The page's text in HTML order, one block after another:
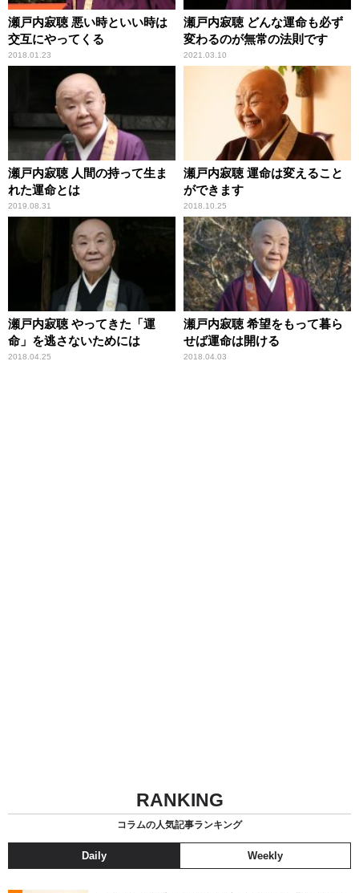
瀬戸内寂聴 悪い時といい時は
交互にやってくる
2018.01.23
瀬戸内寂聴 どんな運命も必ず
変わるのが無常の法則です
2021.03.10
瀬戸内寂聴 人間の持って生ま
れた運命とは
2019.08.31
瀬戸内寂聴 運命は変えること
ができます
2018.10.25
瀬戸内寂聴 やってきた「運
命」を逃さないためには
2018.04.25
瀬戸内寂聴 希望をもって暮ら
せば運命は開ける
2018.04.03
RANKING
コラムの人気記事ランキング
Daily Weekly